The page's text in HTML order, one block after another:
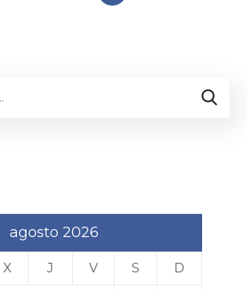
agosto 2026
X J V S D